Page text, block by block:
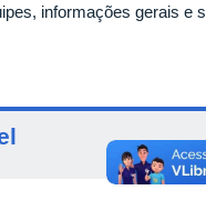
informações gerais e